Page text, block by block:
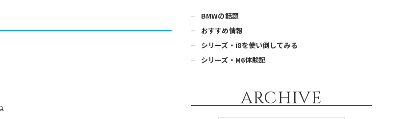
BMWの話題
おすすめ情報
シリーズ・i8を使い倒してみる
シリーズ・M6体験記
ARCHIVE